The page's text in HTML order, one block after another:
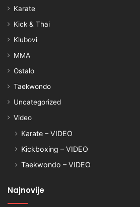
Karate
Kick & Thai
Klubovi
MMA
Ostalo
Taekwondo
Uncategorized
Video
Karate – VIDEO
Kickboxing – VIDEO
Taekwondo – VIDEO
Najnovije